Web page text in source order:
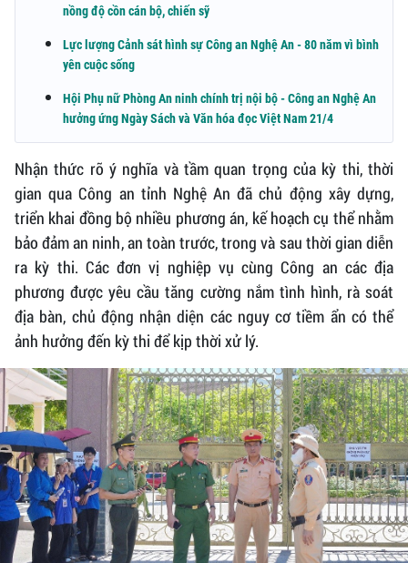
nồng độ cồn cán bộ, chiến sỹ
Lực lượng Cảnh sát hình sự Công an Nghệ An - 80 năm vì bình
yên cuộc sống
Hội Phụ nữ Phòng An ninh chính trị nội bộ - Công an Nghệ An
hưởng ứng Ngày Sách và Văn hóa đọc Việt Nam 21/4
Nhận thức rõ ý nghĩa và tầm quan trọng của kỳ thi, thời
gian qua Công an tỉnh Nghệ An đã chủ động xây dựng,
triển khai đồng bộ nhiều phương án, kế hoạch cụ thể nhằm
bảo đảm an ninh, an toàn trước, trong và sau thời gian diễn
ra kỳ thi. Các đơn vị nghiệp vụ cùng Công an các địa
phương được yêu cầu tăng cường nắm tình hình, rà soát
địa bàn, chủ động nhận diện các nguy cơ tiềm ẩn có thể
ảnh hưởng đến kỳ thi để kịp thời xử lý.